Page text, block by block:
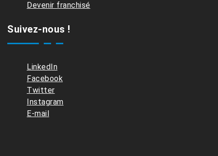
Devenir franchisé
Suivez-nous !
LinkedIn
Facebook
Twitter
Instagram
E-mail